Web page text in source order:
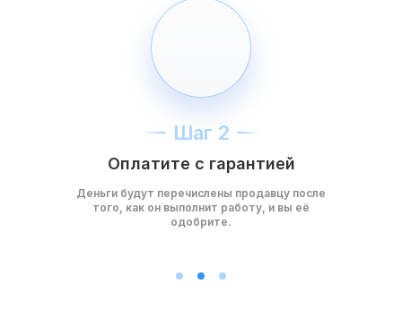
Шаг 2
Оплатите с гарантией
Деньги будут перечислены продавцу после
того, как он выполнит работу, и вы её
одобрите.